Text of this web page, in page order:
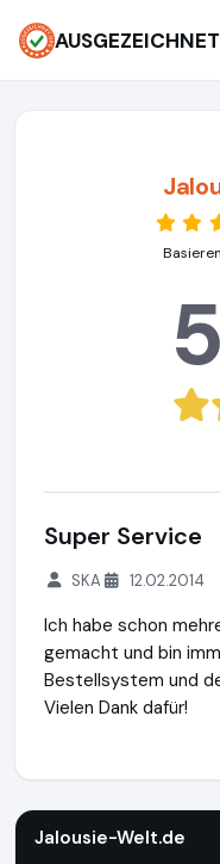
AUSGEZEICHNET
Super Service
SKA 12.02.2014
Ich habe schon
gemacht und bin
Bestellsystem und
Vielen Dank dafür!
Jalousie-Welt.de